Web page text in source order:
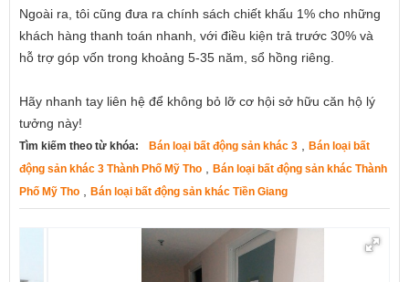
Ngoài ra, tôi cũng đưa ra chính sách chiết khấu 1% cho những
khách hàng thanh toán nhanh, với điều kiện trả trước 30% và
hỗ trợ góp vốn trong khoảng 5-35 năm, sổ hồng riêng.
Hãy nhanh tay liên hệ để không bỏ lỡ cơ hội sở hữu căn hộ lý
tưởng này!
Tìm kiếm theo từ khóa: Bán loại bất động sản khác 3
Bán loại bất
động sản khác 3 Thành Phố Mỹ Tho
Bán loại bất động sản khác Thành
Phố Mỹ Tho
Bán loại bất động sản khác Tiền Giang